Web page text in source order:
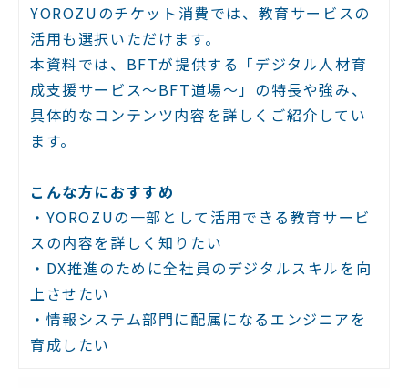
YOROZUのチケット消費では、教育サービスの
活用も選択いただけます。
本資料では、BFTが提供する「デジタル人材育
成支援サービス～BFT道場～」の特長や強み、
具体的なコンテンツ内容を詳しくご紹介してい
ます。
こんな方におすすめ
・YOROZUの一部として活用できる教育サービ
スの内容を詳しく知りたい
・DX推進のために全社員のデジタルスキルを向
上させたい
・情報システム部門に配属になるエンジニアを
育成したい